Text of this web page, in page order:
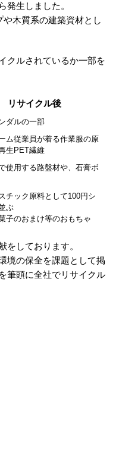
発生しました。
木質系の建築資材とし
クルされているか一部を
リサイクル後
ダルの一部
ム従業員が着る作業服の原
生PET繊維
使用する路盤材や、石膏ボ
チック原料として100円シ
ぶ
子のおまけ等のおもちゃ
をしております。
境の保全を課題として掲
筆頭に全社でリサイクル